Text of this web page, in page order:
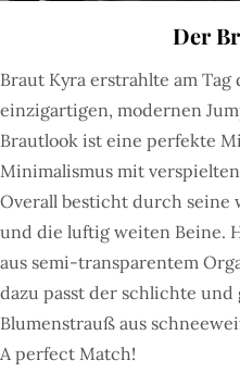
Der
Braut Kyra erstrahlte am Tag
einzigartigen, modernen
Brautlook ist eine perfekte
Minimalismus mit
Overall besticht durch seine
und die luftig weiten Beine.
aus semi-transparentem
dazu passt der schlichte
Blumenstrauß aus
A perfect Match!